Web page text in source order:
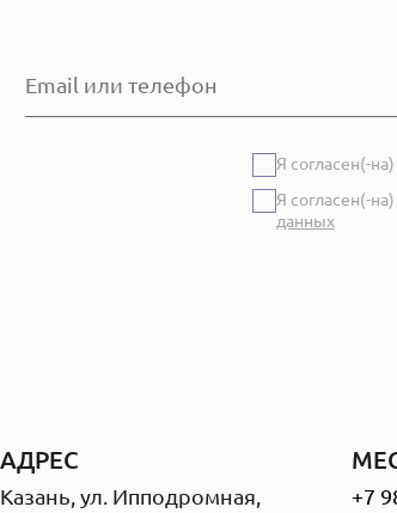
Я согласен(-на)
Я согласен(-на)
данных
АДРЕС
Казань, ул. Ипподромная,
+7